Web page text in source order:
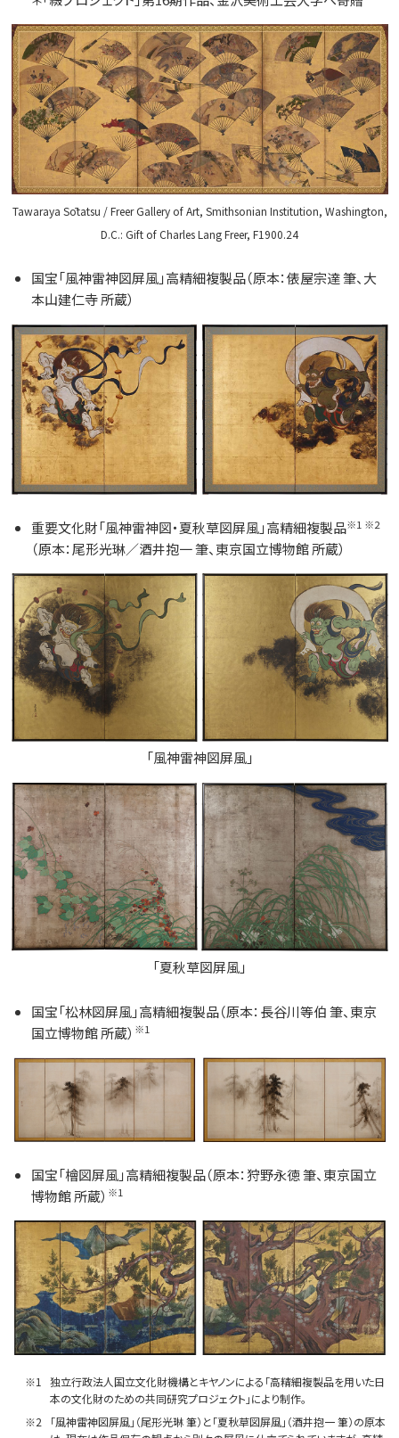
Tawaraya Sōtatsu / Freer Gallery of Art, Smithsonian Institution, Washington,
D.C.: Gift of Charles Lang Freer, F1900.24
国宝「風神雷神図屏風」高精細複製品（原本：俵屋宗達 筆、大
本山建仁寺 所蔵）
重要文化財「風神雷神図・夏秋草図屏風」高精細複製品※1 ※2
（原本：尾形光琳／酒井抱一 筆、東京国立博物館 所蔵）
「風神雷神図屏風」
「夏秋草図屏風」
国宝「松林図屏風」高精細複製品（原本：長谷川等伯 筆、東京
国立博物館 所蔵） ※1
国宝「檜図屏風」高精細複製品（原本：狩野永徳 筆、東京国立
博物館 所蔵） ※1
※1
独立行政法人国立文化財機構とキヤノンによる「高精細複製品を用いた日
本の文化財のための共同研究プロジェクト」により制作。
※2
「風神雷神図屏風」（尾形光琳 筆）と「夏秋草図屏風」（酒井抱一 筆）の原本